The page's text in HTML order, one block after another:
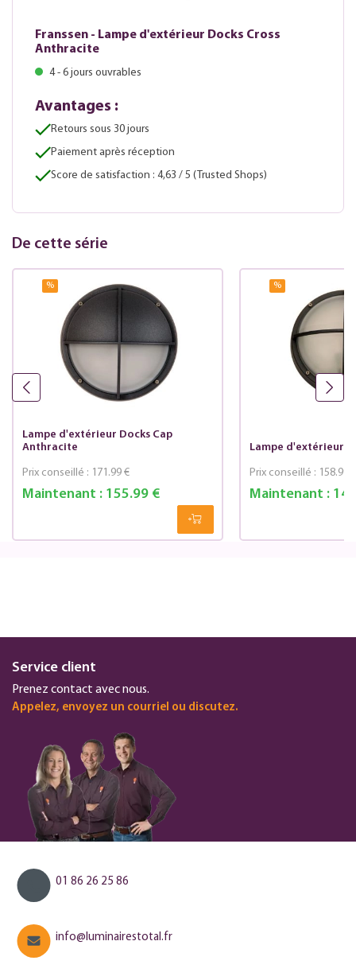
Franssen - Lampe d'extérieur Docks Cross
Anthracite
4 - 6 jours ouvrables
Avantages :
Retours sous 30 jours
Paiement après réception
Score de satisfaction : 4,63 / 5 (Trusted Shops)
De cette série
%
Lampe d'extérieur Docks Cap
Anthracite
Maintenant :155.99 €
Prix conseillé : 171.99 €
%
Lampe d'extérieur
Maintenant :
Prix conseillé : 158.99 €
Service client
Prenez contact avec nous.
Appelez, envoyez un courriel ou discutez.
01 86 26 25 86
info@luminairestotal.fr